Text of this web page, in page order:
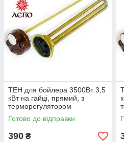
ТЕН для бойлера 3500Вт 3,5
кВт на гайці, прямий, з
терморегулятором
Готово до відправки
390 ₴